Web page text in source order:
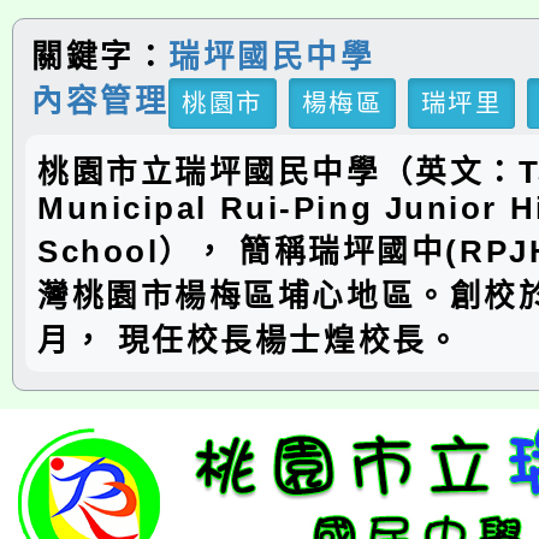
關鍵字： 瑞坪國民中學
內容管理
桃園市 楊梅區 瑞坪里
桃園市立瑞坪國民中學（英文：
Municipal Rui-Ping Junior
School）， 簡稱瑞坪國中
灣桃園市楊梅區埔心地區。創校
月， 現任校長楊士煌校長。